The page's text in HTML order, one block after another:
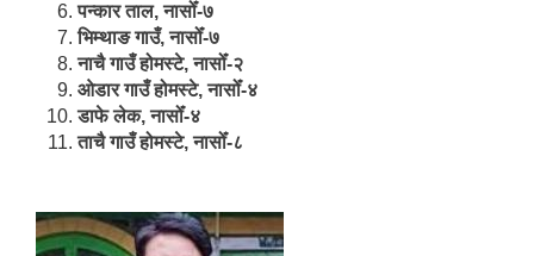
पन्कार ताल, नासोँ-७
भिम्थाङ गाउँ, नासोँ-७
नाचै गाउँ होमस्टे, नासोँ-२
ओ‍‍‌डार गाउँ होमस्टे, नासोँ-४
डाफे लेक, नासोँ-४
ताचै गाउँ होमस्टे, नासोँ-८